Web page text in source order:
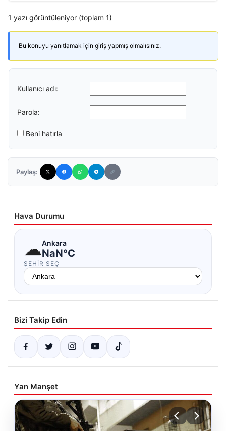
1 yazı görüntüleniyor (toplam 1)
Bu konuyu yanıtlamak için giriş yapmış olmalısınız.
Kullanıcı adı:
Parola:
Beni hatırla
Paylaş:
Hava Durumu
☁Ankara
NaN°C
ŞEHIR SEÇ
Bizi Takip Edin
Yan Manşet